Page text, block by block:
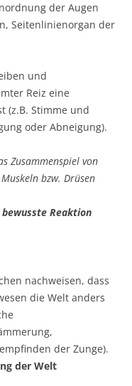
der Augen
Seitenlinienorgan der
und
Reiz eine
(z.B. Stimme und
oder Abneigung).
Zusammenspiel von
bzw. Drüsen
Reaktion
nachweisen, dass
die Welt anders
der Zunge).
der Welt